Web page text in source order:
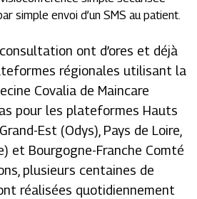
simple envoi d’un SMS au patient.
ont d’ores et déjà
régionales utilisant la
Covalia de Maincare
pour les plateformes Hauts
Est (Odys), Pays de Loire,
et Bourgogne-Franche Comté
plusieurs centaines de
réalisées quotidiennement